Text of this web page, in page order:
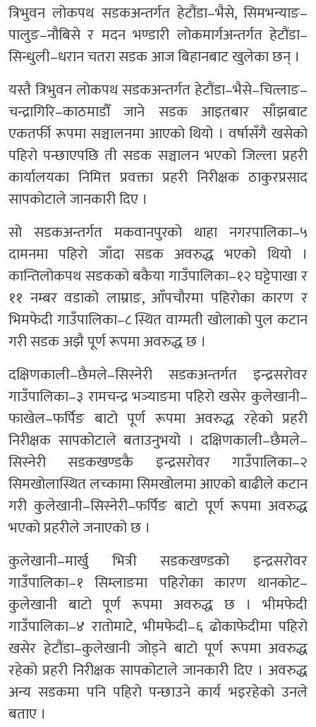
त्रिभुवन लोकपथ सडकअन्तर्गत हेटौंडा–भैसे, सिमभन्याङ–
पालुङ–नौबिसे र मदन भण्डारी लोकमार्गअन्तर्गत हेटौंडा–
सिन्धुली–धरान चतरा सडक आज बिहानबाट खुलेका छन् ।
यस्तै त्रिभुवन लोकपथ सडकअन्तर्गत हेटौंडा–भैसे–चित्लाङ–
चन्द्रागिरि–काठमाडौँ जाने सडक आइतबार साँझबाट
एकतर्फी रूपमा सञ्चालनमा आएको थियो । वर्षासँगै खसेको
पहिरो पन्छाएपछि ती सडक सञ्चालन भएको जिल्ला प्रहरी
कार्यालयका निमित्त प्रवक्ता प्रहरी निरीक्षक ठाकुरप्रसाद
सापकोटाले जानकारी दिए ।
सो सडकअन्तर्गत मकवानपुरको थाहा नगरपालिका–५
दामनमा पहिरो जाँदा सडक अवरुद्ध भएको थियो ।
कान्तिलोकपथ सडकको बकैया गाउँपालिका–१२ घट्टेपाखा र
११ नम्बर वडाको लाम्राङ, आँपचौरमा पहिरोका कारण र
भिमफेदी गाउँपालिका–८ स्थित वाग्मती खोलाको पुल कटान
गरी सडक अझै पूर्ण रूपमा अवरुद्ध छ ।
दक्षिणकाली–छैमले–सिस्नेरी सडकअन्तर्गत इन्द्रसरोवर
गाउँपालिका–३ रामचन्द्र भञ्याङमा पहिरो खसेर कुलेखानी–
फाखेल–फर्पिङ बाटो पूर्ण रूपमा अवरुद्ध रहेको प्रहरी
निरीक्षक सापकोटाले बताउनुभयो । दक्षिणकाली–छैमले–
सिस्नेरी सडकखण्डकै इन्द्रसरोवर गाउँपालिका–२
सिमखोलास्थित लच्कामा सिमखोलमा आएको बाढीले कटान
गरी कुलेखानी–सिस्नेरी–फर्पिङ बाटो पूर्ण रूपमा अवरुद्ध
भएको प्रहरीले जनाएको छ ।
कुलेखानी–मार्खु भित्री सडकखण्डको इन्द्रसरोवर
गाउँपालिका–१ सिम्लाङमा पहिरोका कारण थानकोट–
कुलेखानी बाटो पूर्ण रूपमा अवरुद्ध छ । भीमफेदी
गाउँपालिका–४ रातोमाटे, भीमफेदी–६ ढोकाफेदीमा पहिरो
खसेर हेटौंडा–कुलेखानी जोड्ने बाटो पूर्ण रूपमा अवरुद्ध
रहेको प्रहरी निरीक्षक सापकोटाले जानकारी दिए । अवरुद्ध
अन्य सडकमा पनि पहिरो पन्छाउने कार्य भइरहेको उनले
बताए ।